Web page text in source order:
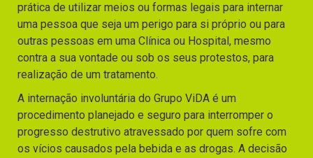
prática de utilizar meios ou formas legais para internar
uma pessoa que seja um perigo para si próprio ou para
outras pessoas em uma Clínica ou Hospital, mesmo
contra a sua vontade ou sob os seus protestos, para
realização de um tratamento.
A internação involuntária do Grupo ViDA é um
procedimento planejado e seguro para interromper o
progresso destrutivo atravessado por quem sofre com
os vícios causados pela bebida e as drogas. A decisão